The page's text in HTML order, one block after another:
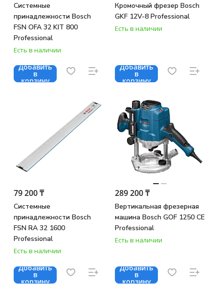
Системные
принадлежности Bosch
FSN OFA 32 KIT 800
Professional
Есть в наличии
Добавить
в
корзину
Кромочный фрезер Bosch
GKF 12V-8 Professional
Есть в наличии
Добавить
в
корзину
79 200 ₸
Системные
принадлежности Bosch
FSN RA 32 1600
Professional
Есть в наличии
Добавить
в
корзину
289 200 ₸
Вертикальная фрезерная
машина Bosch GOF 1250 CE
Professional
Есть в наличии
Добавить
в
корзину